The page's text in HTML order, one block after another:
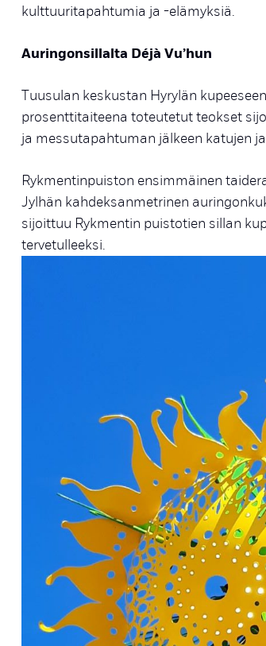
kulttuuritapahtumia ja -elämyksiä.
Auringonsillalta Déjà Vu’hun
Tuusulan keskustan Hyrylän
prosenttitaiteena toteutetut teokset
ja messutapahtuman jälkeen katujen
Rykmentinpuiston ensimmäinen
Jylhän kahdeksanmetrinen
sijoittuu Rykmentin puistotien sillan
tervetulleeksi.